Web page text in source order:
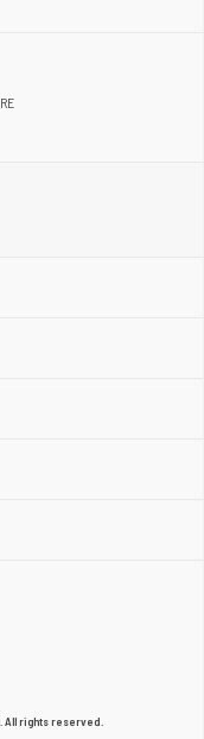
All rights reserved.